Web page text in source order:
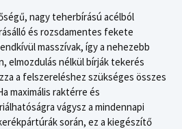
nagy teherbírású acélból
és rozsdamentes fekete
masszívak, így a nehezebb
elmozdulás nélkül bírják tekerés
a felszereléshez szükséges összes
maximális raktérre és
vágysz a mindennapi
során, ez a kiegészítő